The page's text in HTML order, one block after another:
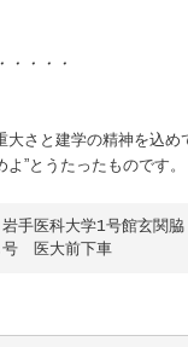
・・・・
さと建学の精神を込め
”とうたったものです。
手医科大学1号館玄関脇
　医大前下車